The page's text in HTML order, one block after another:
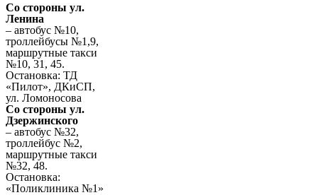
Со стороны ул.
Ленина
– автобус №10,
троллейбусы №1,9,
маршрутные такси
№10, 31, 45.
Остановка: ТД
«Пилот», ДКиСП,
ул. Ломоносова
Со стороны ул.
Дзержинского
– автобус №32,
троллейбус №2,
маршрутные такси
№32, 48.
Остановка:
«Поликлиника №1»